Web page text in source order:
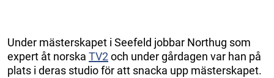
Under mästerskapet i Seefeld jobbar Northug som
expert åt norska TV2och under gårdagen var han på
plats i deras studio för att snacka upp mästerskapet.